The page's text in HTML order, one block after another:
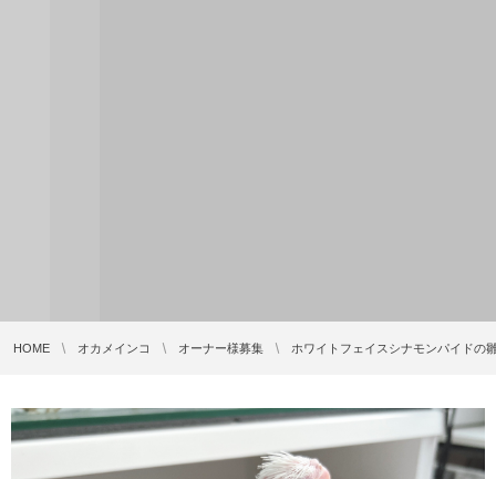
HOME オカメインコ オーナー様募集 ホワイトフェイスシナモンパイドの